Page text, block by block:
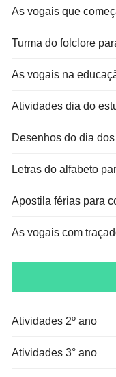
As vogais que
Turma do folclore
As vogais na
Atividades dia do
Desenhos do dia
Letras do alfabeto
Apostila férias para
As vogais com
Atividades 2º ano
Atividades 3° ano